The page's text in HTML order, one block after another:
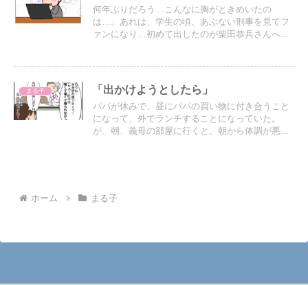
何年ぶりだろう…こんなに胸がときめいたの
は…。あれは、学生の頃、あぶない刑事を見てフ
ァンになり…初めて出したのが柴田恭兵さんへの
まる子 「出かけようとしたら」
パパが休みで、昼にパパの買い物に付き合うこと
になって、外でランチすることになっていた。
が、朝、義母の部屋に行くと、朝から体調が悪い
ホーム まる子